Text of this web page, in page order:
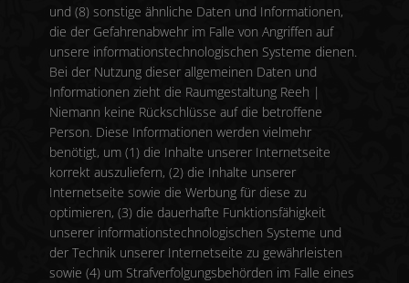
und (8) sonstige ähnliche Daten und Informationen,
die der Gefahrenabwehr im Falle von Angriffen auf
unsere informationstechnologischen Systeme dienen.
Bei der Nutzung dieser allgemeinen Daten und
Informationen zieht die Raumgestaltung Reeh |
Niemann keine Rückschlüsse auf die betroffene
Person. Diese Informationen werden vielmehr
benötigt, um (1) die Inhalte unserer Internetseite
korrekt auszuliefern, (2) die Inhalte unserer
Internetseite sowie die Werbung für diese zu
optimieren, (3) die dauerhafte Funktionsfähigkeit
unserer informationstechnologischen Systeme und
der Technik unserer Internetseite zu gewährleisten
sowie (4) um Strafverfolgungsbehörden im Falle eines